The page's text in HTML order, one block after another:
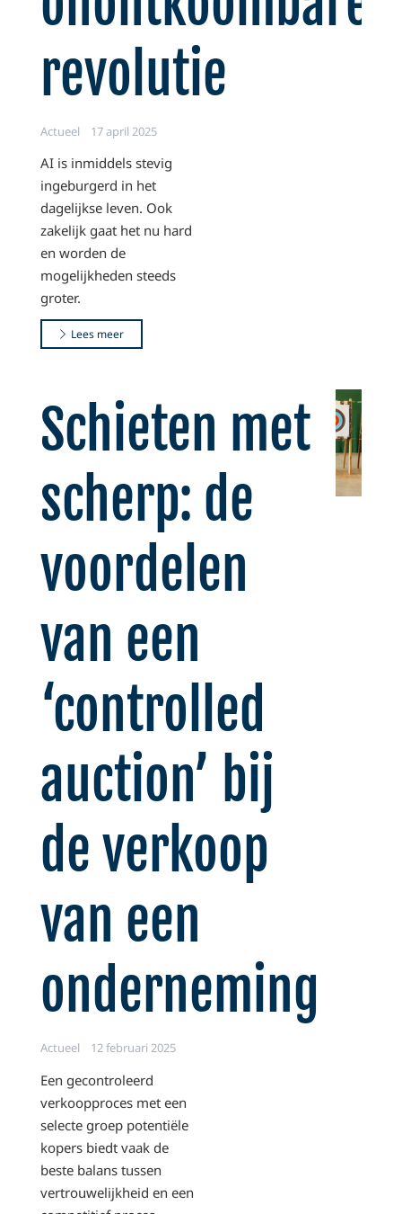
revolutie
Actueel 17 april 2025
AI is inmiddels stevig
ingeburgerd in het
dagelijkse leven. Ook
zakelijk gaat het nu hard
en worden de
mogelijkheden steeds
groter.
Lees meer
Schieten met
scherp: de
voordelen
van een
‘controlled
auction’ bij
de verkoop
van een
onderneming
Actueel 12 februari 2025
Een gecontroleerd
verkoopproces met een
selecte groep potentiële
kopers biedt vaak de
beste balans tussen
vertrouwelijkheid en een